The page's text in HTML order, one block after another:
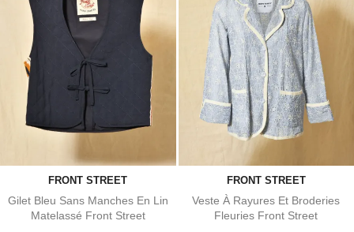
FRONT STREET
Gilet Bleu Sans Manches En Lin
Matelassé Front Street
FRONT STREET
Veste À Rayures Et Broderies
Fleuries Front Street